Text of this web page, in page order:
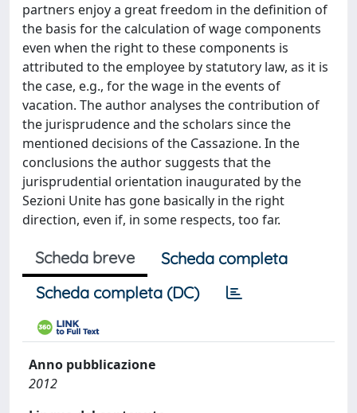
partners enjoy a great freedom in the definition of
the basis for the calculation of wage components
even when the right to these components is
attributed to the employee by statutory law, as it is
the case, e.g., for the wage in the events of
vacation. The author analyses the contribution of
the jurisprudence and the scholars since the
mentioned decisions of the Cassazione. In the
conclusions the author suggests that the
jurisprudential orientation inaugurated by the
Sezioni Unite has gone basically in the right
direction, even if, in some respects, too far.
Scheda breve
Scheda completa
Scheda completa (DC)
Anno pubblicazione
2012